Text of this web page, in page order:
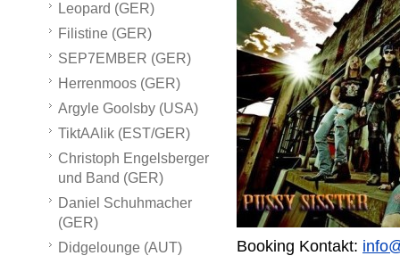
Leopard (GER)
Filistine (GER)
SEP7EMBER (GER)
Herrenmoos (GER)
Argyle Goolsby (USA)
TiktAAlik (EST/GER)
Christoph Engelsberger
und Band (GER)
Daniel Schuhmacher
(GER)
Didgelounge (AUT)
Booking Kontakt: